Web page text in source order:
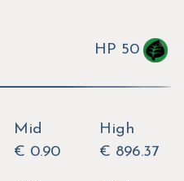
HP 50
Mid
€ 0.90
High
€ 896.37